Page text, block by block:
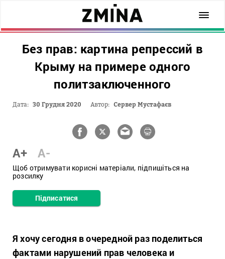
Без прав: картина репрессий в
Крыму на примере одного
политзаключенного
Дата: 30 Грудня 2020 Автор: Сервер Мустафаєв
A+ A-
Щоб отримувати корисні матеріали, підпишіться на
розсилку
Підписатися
Я хочу сегодня в очередной раз поделиться
фактами нарушений прав человека и